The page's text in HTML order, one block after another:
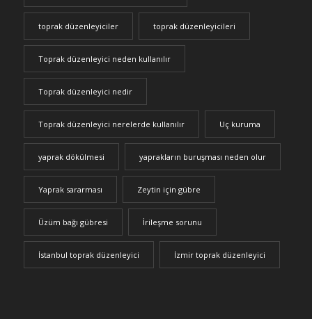
toprak düzenleyiciler toprak düzenleyicileri
Toprak düzenleyici neden kullanılır
Toprak düzenleyici nedir
Toprak düzenleyici nerelerde kullanılır Uç kuruma
yaprak dökülmesi yaprakların buruşması neden olur
Yaprak sararması Zeytin için gübre
Üzüm bağı gübresi İrileşme sorunu
İstanbul toprak düzenleyici İzmir toprak düzenleyici